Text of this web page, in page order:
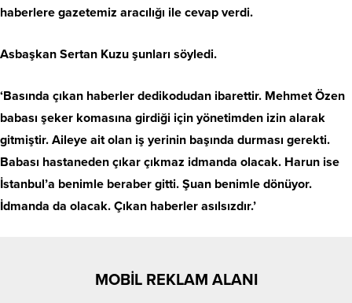
haberlere gazetemiz aracılığı ile cevap verdi.
Asbaşkan Sertan Kuzu şunları söyledi.
‘Basında çıkan haberler dedikodudan ibarettir. Mehmet Özen
babası şeker komasına girdiği için yönetimden izin alarak
gitmiştir. Aileye ait olan iş yerinin başında durması gerekti.
Babası hastaneden çıkar çıkmaz idmanda olacak. Harun ise
İstanbul’a benimle beraber gitti. Şuan benimle dönüyor.
İdmanda da olacak. Çıkan haberler asılsızdır.’
MOBİL REKLAM ALANI